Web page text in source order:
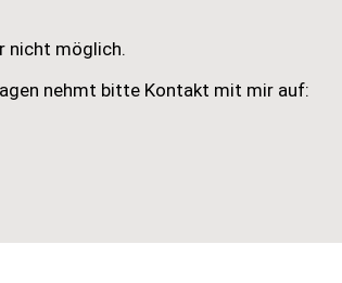
nicht möglich.
nehmt bitte Kontakt mit mir auf: